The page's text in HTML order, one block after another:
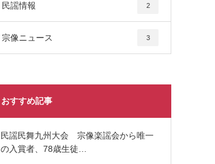
民謡情報 2
宗像ニュース 3
おすすめ記事
民謡民舞九州大会 宗像楽謡会から唯一
の入賞者、78歳生徒…